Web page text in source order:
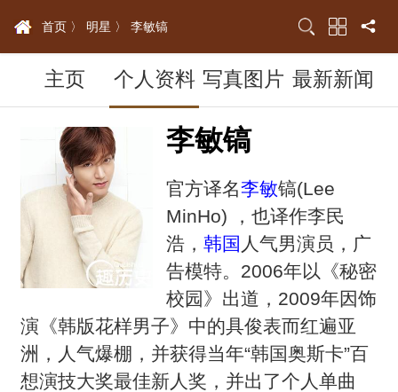
首页 〉 明星 〉 李敏镐
主页 个人资料 写真图片 最新新闻
李敏镐
官方译名李敏镐(Lee
MinHo) ，也译作李民
浩，韩国 人气男演员，广
告模特。2006年以《秘密
校园》出道，2009年因饰
演《韩版花样男子》中的具俊表而红遍亚
洲，人气爆棚，并获得当年“韩国奥斯卡”百
想演技大奖最佳新人奖，并出了个人单曲